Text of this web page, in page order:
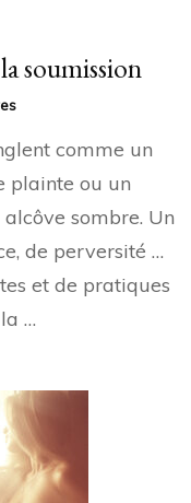
soumission
sur
dans
soumission
comme un
plainte ou un
sombre. Un
de perversité …
et de pratiques
…